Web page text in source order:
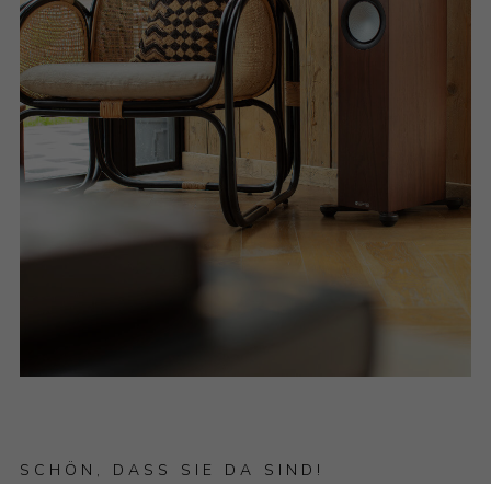
SCHÖN, DASS SIE DA SIND!